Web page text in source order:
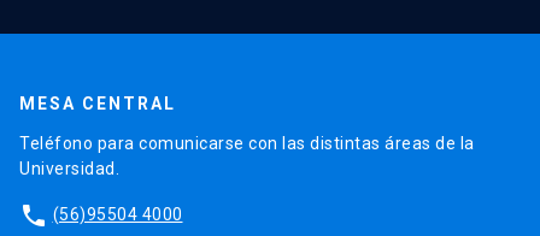
MESA CENTRAL
Teléfono para comunicarse con las distintas áreas de la
Universidad.
phone (56)95504 4000